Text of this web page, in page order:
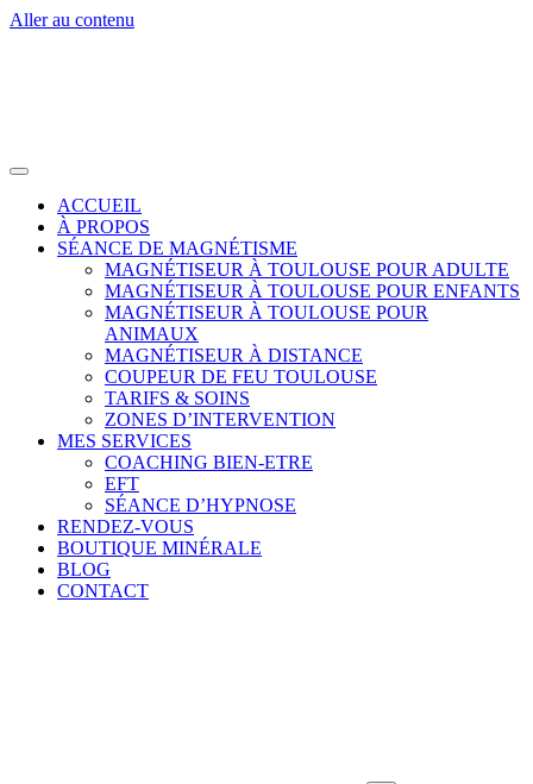
Aller au contenu
ACCUEIL
À PROPOS
SÉANCE DE MAGNÉTISME
MAGNÉTISEUR À TOULOUSE POUR ADULTE
MAGNÉTISEUR À TOULOUSE POUR ENFANTS
MAGNÉTISEUR À TOULOUSE POUR
ANIMAUX
MAGNÉTISEUR À DISTANCE
COUPEUR DE FEU TOULOUSE
TARIFS & SOINS
ZONES D’INTERVENTION
MES SERVICES
COACHING BIEN-ETRE
EFT
SÉANCE D’HYPNOSE
RENDEZ-VOUS
BOUTIQUE MINÉRALE
BLOG
CONTACT